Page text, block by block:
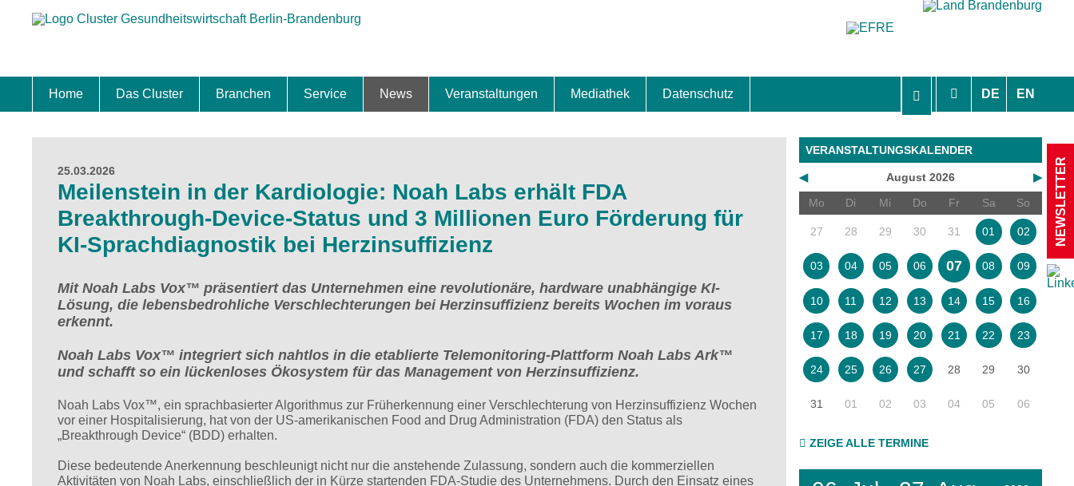
DE EN
Home Das Cluster Branchen Service News Veranstaltungen Mediathek Datenschutz
25.03.2026
Meilenstein in der Kardiologie: Noah Labs erhält FDA
Breakthrough-Device-Status und 3 Millionen Euro Förderung für
KI-Sprachdiagnostik bei Herzinsuffizienz
Mit Noah Labs Vox™ präsentiert das Unternehmen eine revolutionäre, hardware unabhängige KI-
Lösung, die lebensbedrohliche Verschlechterungen bei Herzinsuffizienz bereits Wochen im voraus
erkennt.
Noah Labs Vox™ integriert sich nahtlos in die etablierte Telemonitoring-Plattform Noah Labs Ark™
und schafft so ein lückenloses Ökosystem für das Management von Herzinsuffizienz.
Noah Labs Vox™, ein sprachbasierter Algorithmus zur Früherkennung einer Verschlechterung von Herzinsuffizienz Wochen
vor einer Hospitalisierung, hat von der US-amerikanischen Food and Drug Administration (FDA) den Status als
„Breakthrough Device“ (BDD) erhalten.
Diese bedeutende Anerkennung beschleunigt nicht nur die anstehende Zulassung, sondern auch die kommerziellen
Aktivitäten von Noah Labs, einschließlich der in Kürze startenden FDA-Studie des Unternehmens. Durch den Einsatz eines
VERANSTALTUNGSKALENDER
◀ ▶
August 2026
Mo
Di Mi Do Fr Sa So
27 28 29 30 31 01 02
03 04 05 06 07 08 09
10 11 12 13 14 15 16
17 18 19 20 21 22 23
24 25 26 27 28 29 30
31 01 02 03 04 05 06
ZEIGE ALLE TERMINE
NEWSLETTER